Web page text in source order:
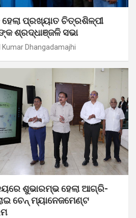
ହେଲା ପ୍ରଖ୍ୟାତ ଚିତ୍ରଶିଳ୍ପୀ
ଶ୍ରଦ୍ଧାଞ୍ଜଳି ସଭା
Kumar Dhangadamajhi
ଶୁଭାରମ୍ଭ ହେଲା ଆଗ୍ରି-
ଚେନ୍ ମ୍ୟାନେଜମେଣ୍ଟ